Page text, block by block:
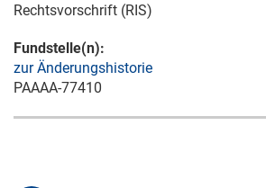
Rechtsvorschrift (RIS)
Fundstelle(n):
zur Änderungshistorie
PAAAA-77410